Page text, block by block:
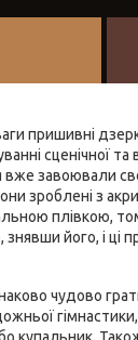
пришивні
сценічної та
завоювали
зроблені з
плівкою,
його, і ці
чудово